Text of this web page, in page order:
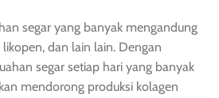
segar yang banyak mengandung
dan lain lain. Dengan
segar setiap hari yang banyak
mendorong produksi kolagen